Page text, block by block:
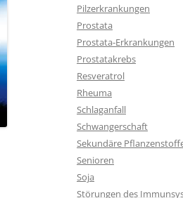
Pilzerkrankungen
Prostata
Prostata-Erkrankungen
Prostatakrebs
Resveratrol
Rheuma
Schlaganfall
Schwangerschaft
Sekundäre
Senioren
Soja
Störungen des